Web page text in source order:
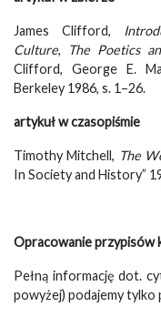
James Clifford,
Culture, The Poetics
Clifford, George E.
Berkeley 1986, s. 1–26.
artykuł w czasopiśmie
Timothy Mitchell, The
In Society and History”
Opracowanie przypisów
Pełną informację dot.
powyżej) podajemy tylko